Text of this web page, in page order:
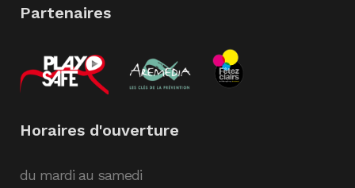
Partenaires
Horaires d'ouverture
du mardi au samedi